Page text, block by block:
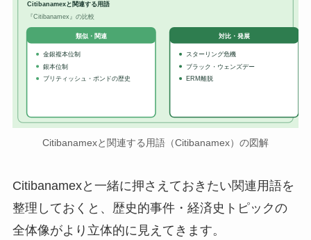
Citibanamexと関連する用語
『Citibanamex』の比較
類似・関連
金銀複本位制
銀本位制
ブリティッシュ・ポンドの歴史
対比・発展
スターリング危機
ブラック・ウェンズデー
ERM離脱
Citibanamexと関連する用語（Citibanamex）の図解
Citibanamexと一緒に押さえておきたい関連用語を
整理しておくと、歴史的事件・経済史トピックの
全体像がより立体的に見えてきます。